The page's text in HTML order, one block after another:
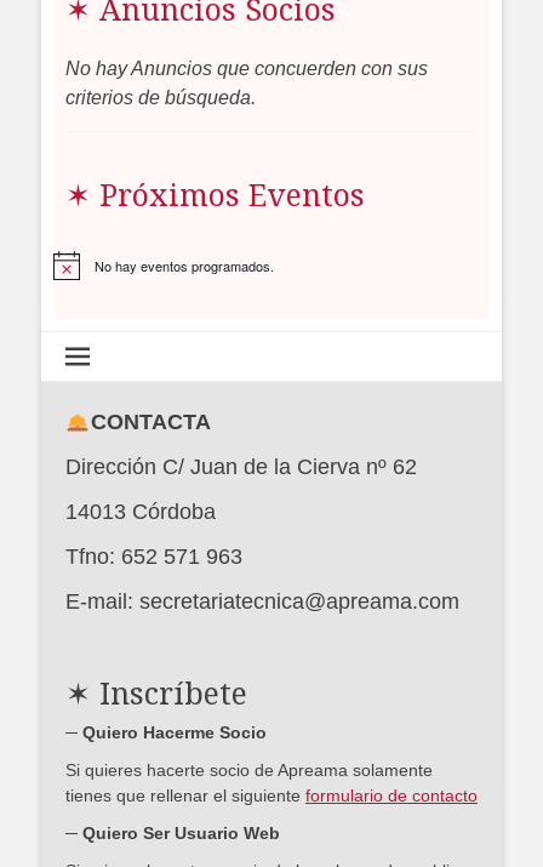
No hay Anuncios que concuerden con sus
criterios de búsqueda.
✶ Próximos Eventos
Aviso No hay eventos programados.
CONTACTA
Dirección C/ Juan de la Cierva nº 62
14013 Córdoba
Tfno: 652 571 963
E-mail: secretariatecnica@apreama.com
✶ Inscríbete
─ Quiero Hacerme Socio
Si quieres hacerte socio de Apreama solamente
tienes que rellenar el siguiente formulario de contacto
─ Quiero Ser Usuario Web